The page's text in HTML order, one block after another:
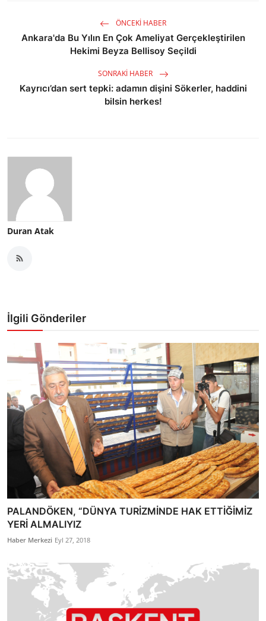
ÖNCEKI HABER
Ankara'da Bu Yılın En Çok Ameliyat Gerçekleştirilen
Hekimi Beyza Bellisoy Seçildi
SONRAKI HABER
Kayrıcı’dan sert tepki: adamın dişini Sökerler, haddini
bilsin herkes!
Duran Atak
İlgili Gönderiler
PALANDÖKEN, “DÜNYA TURİZMİNDE HAK ETTİĞİMİZ
YERİ ALMALIYIZ
Haber Merkezi Eyl 27, 2018